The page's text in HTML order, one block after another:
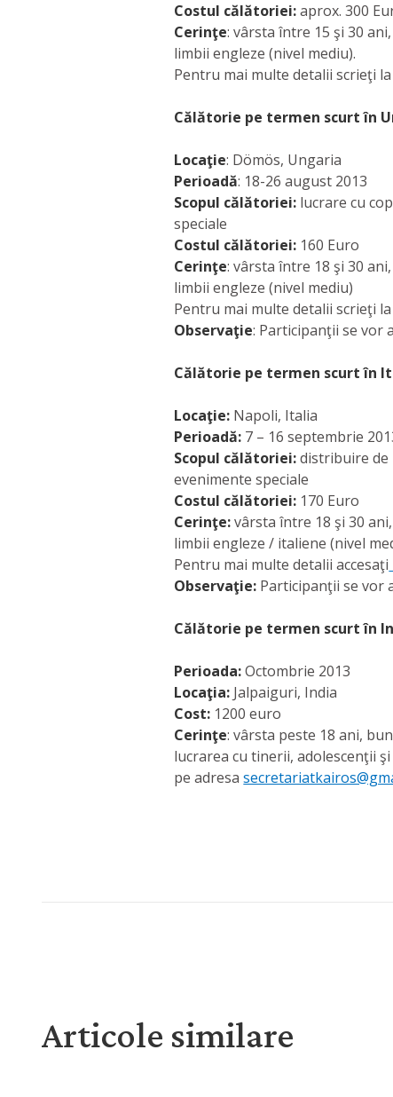
Costul călătoriei:aprox. 300
Cerinţe: vârsta între 15 şi 30
limbii engleze (nivel mediu).
Pentru mai multe detalii scrieţi
Călătorie pe termen scurt în
Locaţie: Dömös, Ungaria
Perioadă: 18-26 august 2013
Scopul călătoriei: lucrare cu
speciale
Costul călătoriei: 160 Euro
Cerinţe: vârsta între 18 şi 30
limbii engleze (nivel mediu)
Pentru mai multe detalii scrieţi
Observaţie: Participanţii se vor
Călătorie pe termen scurt în
Locaţie: Napoli, Italia
Perioadă: 7 – 16 septembrie
Scopul călătoriei:distribuire de
evenimente speciale
Costul călătoriei: 170 Euro
Cerinţe:vârsta între 18 şi 30
limbii engleze / italiene (nivel
Pentru mai multe detalii accesaţi
Observaţie: Participanţii se vor
Călătorie pe termen scurt în
Perioada:Octombrie 2013
Locaţia: Jalpaiguri, India
Cost: 1200 euro
Cerinţe: vârsta peste 18 ani,
lucrarea cu tinerii, adolescenţii
pe adresa
Articole similare